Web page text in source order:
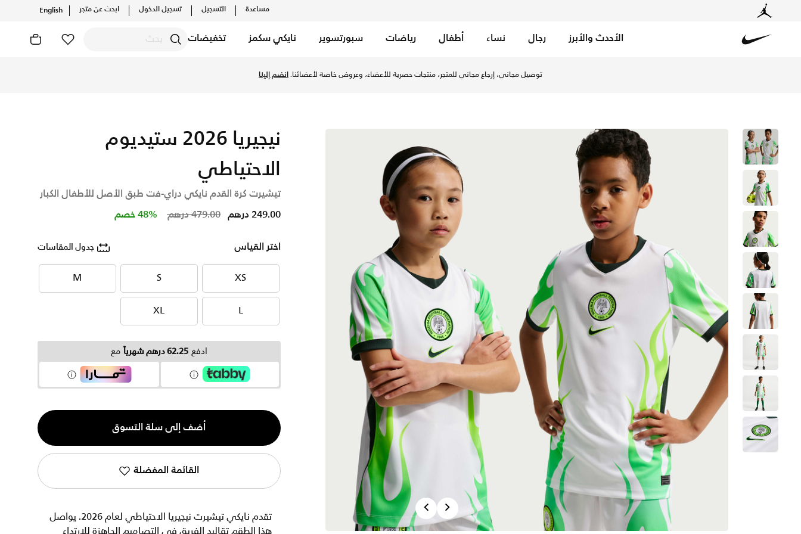
مساعدة التسجيل تسجيل الدخول ابحث عن متجر English
الأحدث والأبرز رجال نساء أطفال رياضات سبورتسوير نايكي سكمز تخفيضات
خصم حتى %50 على تصاميم مختارة. تسوق الآن
PreviousNext
نيجيريا 2026 ستيديوم
الاحتياطي
تيشيرت كرة القدم نايكي دراي-فت طبق الأصل للأطفال الكبار
Price reduced from
479.00 درهم to 249.00 درهم 48% خصم
اختر القياس جدول المقاسات
XS
XS
S
S
M
M
L
L
XL
XL
ادفع 62.25 درهم شهرياً مع
الكمية
1
أضف إلى سلة التسوق
القائمة المفضلة
تقدم نايكي تيشيرت نيجيريا الاحتياطي لعام 2026. يواصل